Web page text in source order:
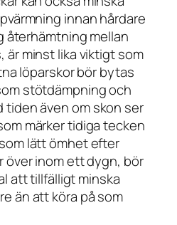
innan hårdare
återhämtning mellan
minst lika viktigt som
löparskor bör bytas
stötdämpning och
tiden även om skon ser
märker tidiga tecken
lätt ömhet efter
över inom ett dygn, bör
att tillfälligt minska
än att köra på som